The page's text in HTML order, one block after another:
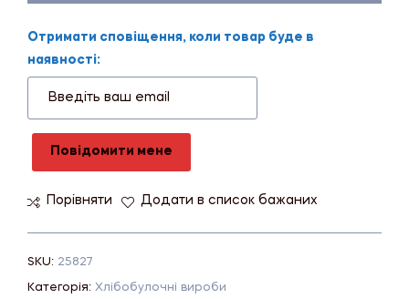
Отримати сповіщення, коли товар буде в
наявності:
Повідомити мене
Порівняти Додати в список бажаних
SKU: 25827
Категорія: Хлібобулочні вироби